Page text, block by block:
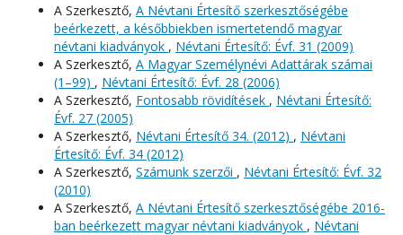
A Szerkesztő, A Névtani Értesítő szerkesztőségébe
beérkezett, a későbbiekben ismertetendő magyar
névtani kiadványok , Névtani Értesítő: Évf. 31 (2009)
A Szerkesztő, A Magyar Személynévi Adattárak számai
(1–99) , Névtani Értesítő: Évf. 28 (2006)
A Szerkesztő, Fontosabb rövidítések , Névtani Értesítő:
Évf. 27 (2005)
A Szerkesztő, Névtani Értesítő 34. (2012) , Névtani
Értesítő: Évf. 34 (2012)
A Szerkesztő, Számunk szerzői , Névtani Értesítő: Évf. 32
(2010)
A Szerkesztő, A Névtani Értesítő szerkesztőségébe 2016-
ban beérkezett magyar névtani kiadványok , Névtani